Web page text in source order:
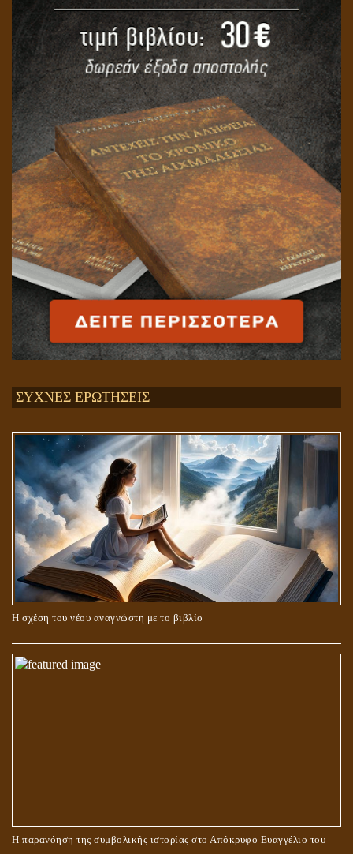
ΣΥΧΝΕΣ ΕΡΩΤΗΣΕΙΣ
Η σχέση του νέου αναγνώστη με το βιβλίο
Η παρανόηση της συμβολικής ιστορίας στο Απόκρυφο Ευαγγέλιο του